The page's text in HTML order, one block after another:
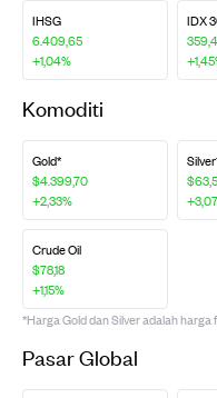
IHSG
6.409,65
+1,04%
IDX
Komoditi
Gold*
$4.399,70
+2,33%
Crude Oil
$78,18
+1,15%
*Harga Gold dan Silver adalah harga
Pasar Global